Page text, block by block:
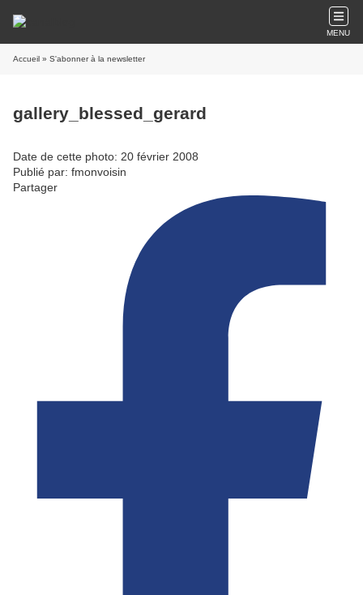
MENU
Accueil » S'abonner à la newsletter
gallery_blessed_gerard
Date de cette photo: 20 février 2008
Publié par: fmonvoisin
Partager